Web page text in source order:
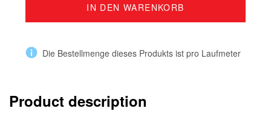
IN DEN WARENKORB
Die Bestellmenge dieses Produkts ist pro Laufmeter
Product description